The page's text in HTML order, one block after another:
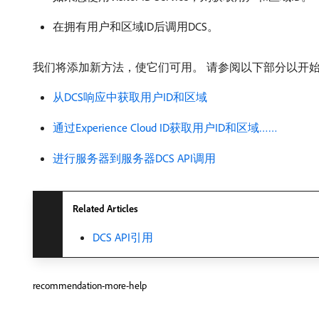
在拥有用户和区域ID后调用DCS。
我们将添加新方法，使它们可用。 请参阅以下部分以开
从DCS响应中获取用户ID和区域
通过Experience Cloud ID获取用户ID和区域……
进行服务器到服务器DCS API调用
Related Articles
DCS API引用
recommendation-more-help